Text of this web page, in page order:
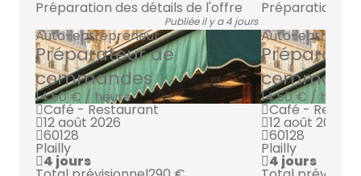
Préparation des détails de l'offre
Publiée il y a 4 jours
Auto-entrepreneur
Préparateur de
commandes
14.50 € / heure
Café - Restaurant
12 août 2026
60128
Plailly
4 jours
Préparation
Auto-
14.50 € / heure
Café -
12 août 2026
60128
Plailly
4 jours